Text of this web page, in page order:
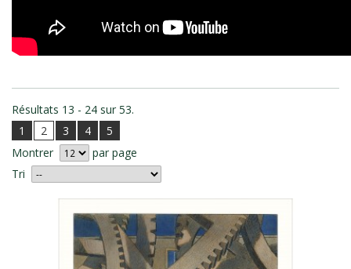
Résultats 13 - 24 sur 53.
1
2 3 4
5
Montrer
par page
Tri